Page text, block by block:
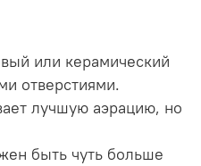
или керамический
отверстиями.
лучшую аэрацию, но
быть чуть больше